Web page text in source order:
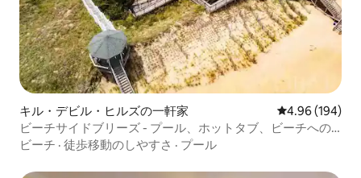
キル・デビル・ヒルズの一軒家 レビュー194
4.96 (194)
ビーチサイドブリーズ - プール、ホットタブ、ビーチへの
アクセス
ビーチ · 徒歩移動のしやすさ · プール